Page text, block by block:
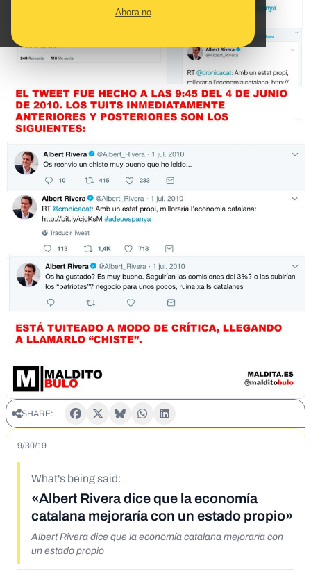
Ahora no
SHARE:
9/30/19
What's being said:
«Albert Rivera dice que la economía
catalana mejoraría con un estado propio»
Albert Rivera dice que la economía catalana mejoraría con
un estado propio